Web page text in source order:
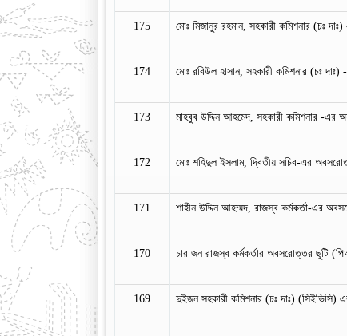
175 মোঃ মিজানুর রহমান, সহকারী কমিশনার (চঃ
174 মোঃ রবিউল হাসান, সহকারী কমিশনার (চঃ
173 মাহবুব উদ্দিন আহমেদ, সহকারী কমিশনার -
172 মোঃ শহিদুল ইসলাম, দ্বিতীয় সচিব-এর
171 শাহীন উদ্দিন আহম্মদ, রাজস্ব কর্মকর্তা-এর
170 চার জন রাজস্ব কর্মকর্তার অবসরোত্তর ছুটি
169 দুইজন সহকারী কমিশনার (চঃ দাঃ)